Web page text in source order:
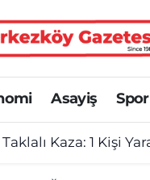
Asayiş Spor
Eczaneler
Durumu
Vakitleri